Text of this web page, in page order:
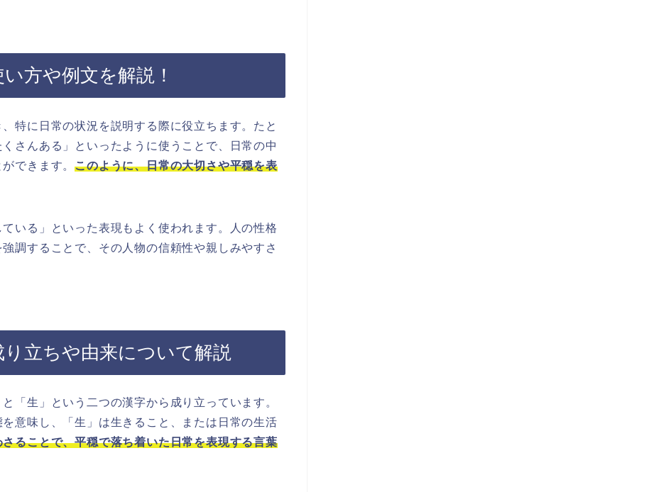
方や例文を解説！
特に日常の状況を説明する際に役立ちます。たと
さんある」といったように使うことで、日常の中
できます。このように、日常の大切さや平穏を表
いる」といった表現もよく使われます。人の性格
調することで、その人物の信頼性や親しみやすさ
り立ちや由来について解説
「生」という二つの漢字から成り立っています。
意味し、「生」は生きること、または日常の生活
ることで、平穏で落ち着いた日常を表現する言葉